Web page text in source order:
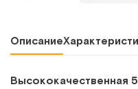
Описание
Высококачественная